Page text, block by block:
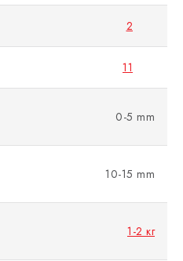
2
11
0-5 mm
10-15 mm
1-2 кг